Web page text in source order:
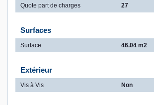
Quote part de charges 27
Surfaces
Surface 46.04 m2
Extérieur
Vis à Vis Non